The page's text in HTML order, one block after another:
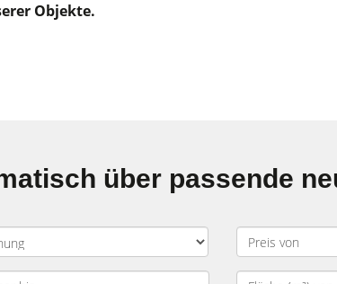
Objekte.
über passende